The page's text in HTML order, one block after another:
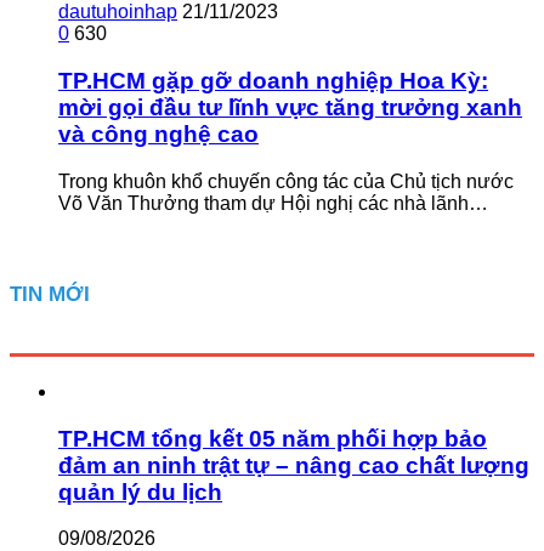
dautuhoinhap 21/11/2023
0 630
TP.HCM gặp gỡ doanh nghiệp Hoa Kỳ:
mời gọi đầu tư lĩnh vực tăng trưởng xanh
và công nghệ cao
Trong khuôn khổ chuyến công tác của Chủ tịch nước
Võ Văn Thưởng tham dự Hội nghị các nhà lãnh…
TIN MỚI
TP.HCM tổng kết 05 năm phối hợp bảo
đảm an ninh trật tự – nâng cao chất lượng
quản lý du lịch
09/08/2026